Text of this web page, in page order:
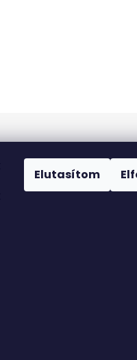
Elutasítom